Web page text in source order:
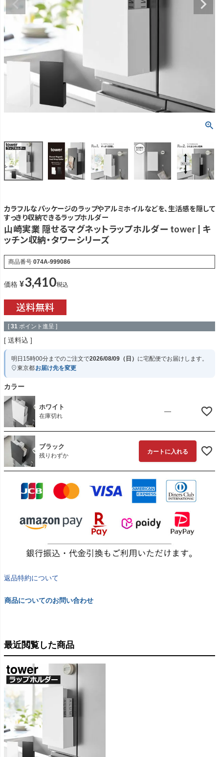
カラフルなパッケージのラップやアルミホイルなどを、生活感を隠して
すっきり収納できるラップホルダー
山崎実業 隠せるマグネットラップホルダー tower | キ
ッチン収納・タワーシリーズ
商品番号 074A-999086
価格 ¥3,410税込
[ 31 ポイント進呈 ]
送料込
明日 15時00分までのご注文で2026/08/09（日） に宅配便でお届けします。
東京都お届け先を変更
カラー
ホワイト
在庫切れ
—
ブラック
残りわずか
カートに入れる
返品特約について
商品についてのお問い合わせ
最近閲覧した商品